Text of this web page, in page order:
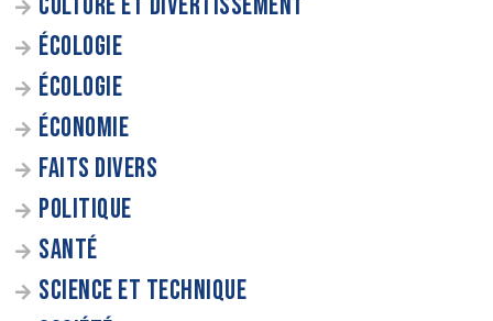
ÉCOLOGIE
ÉCOLOGIE
ÉCONOMIE
FAITS DIVERS
POLITIQUE
SANTÉ
SCIENCE ET TECHNIQUE